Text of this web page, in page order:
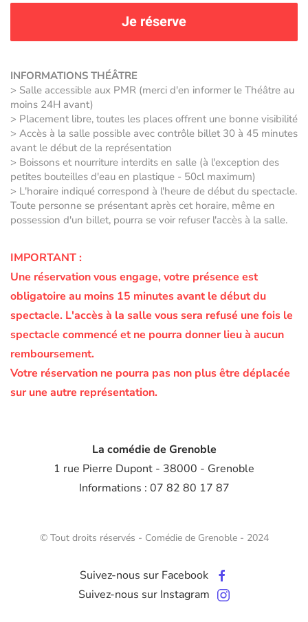
Je réserve
INFORMATIONS THÉÂTRE
> Salle accessible aux PMR (merci d'en informer le Théâtre au
moins 24H avant)
> Placement libre, toutes les places offrent une bonne visibilité
> Accès à la salle possible avec contrôle billet 30 à 45 minutes
avant le début de la représentation
> Boissons et nourriture interdits en salle (à l'exception des
petites bouteilles d'eau en plastique - 50cl maximum)
> L'horaire indiqué correspond à l'heure de début du spectacle.
Toute personne se présentant après cet horaire, même en
possession d'un billet, pourra se voir refuser l'accès à la salle.
IMPORTANT :
Une réservation vous engage, votre présence est
obligatoire au moins 15 minutes avant le début du
spectacle. L'accès à la salle vous sera refusé une fois le
spectacle commencé et ne pourra donner lieu à aucun
remboursement.
Votre réservation ne pourra pas non plus être déplacée
sur une autre représentation.
La comédie de Grenoble
1 rue Pierre Dupont - 38000 - Grenoble
Informations : 07 82 80 17 87
© Tout droits réservés - Comédie de Grenoble - 2024
Suivez-nous sur Facebook
Suivez-nous sur Instagram